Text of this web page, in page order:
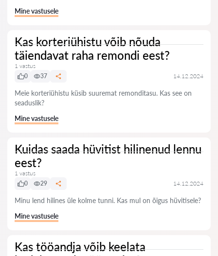
Mine vastusele
Kas korteriühistu võib nõuda
täiendavat raha remondi eest?
1 vastus
0
37 14.12.2024
Meie korteriühistu küsib suuremat remonditasu. Kas see on
seaduslik?
Mine vastusele
Kuidas saada hüvitist hilinenud lennu
eest?
1 vastus
0
29 14.12.2024
Minu lend hilines üle kolme tunni. Kas mul on õigus hüvitisele?
Mine vastusele
Kas tööandja võib keelata